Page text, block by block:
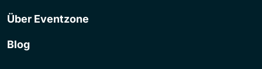
Über Eventzone
Blog